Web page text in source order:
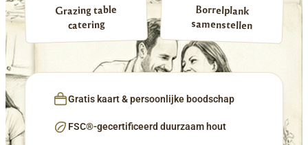
Grazing table
catering
Borrelplank
samenstellen
Gratis kaart & persoonlijke boodschap
FSC®-gecertificeerd duurzaam hout